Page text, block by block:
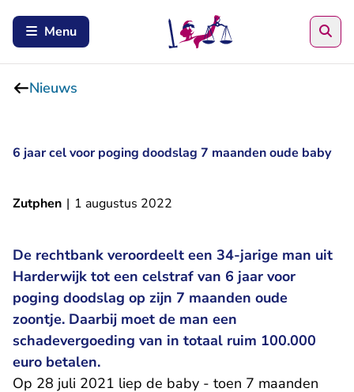
Menu
Nieuws
6 jaar cel voor poging doodslag 7 maanden oude baby
Zutphen | 1 augustus 2022
De rechtbank veroordeelt een 34-jarige man uit
Harderwijk tot een celstraf van 6 jaar voor
poging doodslag op zijn 7 maanden oude
zoontje. Daarbij moet de man een
schadevergoeding van in totaal ruim 100.000
euro betalen.
Op 28 juli 2021 liep de baby - toen 7 maanden